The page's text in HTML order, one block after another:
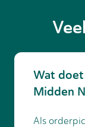
Wat
Midden
Als